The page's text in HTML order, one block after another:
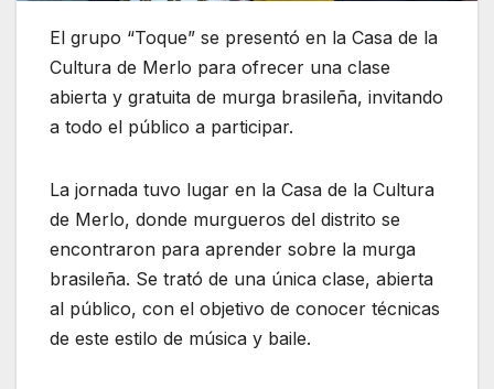
El grupo “Toque” se presentó en la Casa de la
Cultura de Merlo para ofrecer una clase
abierta y gratuita de murga brasileña, invitando
a todo el público a participar.
La jornada tuvo lugar en la Casa de la Cultura
de Merlo, donde murgueros del distrito se
encontraron para aprender sobre la murga
brasileña. Se trató de una única clase, abierta
al público, con el objetivo de conocer técnicas
de este estilo de música y baile.